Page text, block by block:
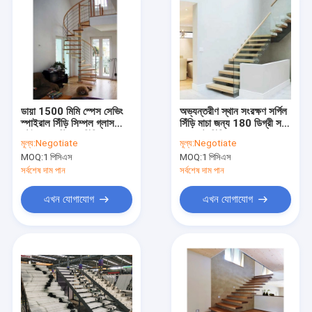
পণ্য
ভিডিও
ডায়া 1500 মিমি স্পেস সেভিং
স্পাইরাল সিঁড়ি সিম্পল গ্লাস
মূল্য:Negotiate
MOQ:1 পিসিএস
সর্বশেষ দাম পান
এখন যোগাযোগ
অভ্যন্তরীণ স্থান সংরক্ষণ সর্পিল
সিঁড়ি মাচা জন্য 180 ডিগ্রী সরু
মূল্য:Negotiate
MOQ:1 পিসিএস
সর্বশেষ দাম পান
এখন যোগাযোগ